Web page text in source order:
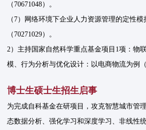
（70671048）。
（7）网络环境下企业人力资源管理的定性
（70271029）。
2）主持国家自然科学重点基金项目1项：物
模、行为分析与优化设计：以电商物流为例（
博士生硕士生招生启事
为完成自科基金在研项目，攻克智慧城市管
态数据分析、强化学习和深度学习、非线性